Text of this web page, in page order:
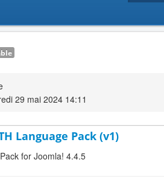
29 mai 2024 14:11
Language Pack (v1)
for Joomla! 4.4.5